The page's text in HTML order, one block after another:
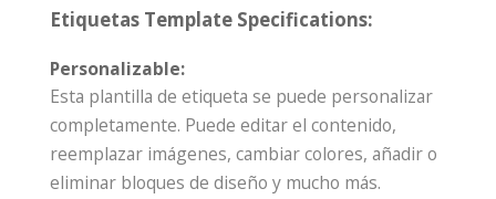
Etiquetas Template Specifications:
Personalizable:
Esta plantilla de etiqueta se puede personalizar
completamente. Puede editar el contenido,
reemplazar imágenes, cambiar colores, añadir o
eliminar bloques de diseño y mucho más.